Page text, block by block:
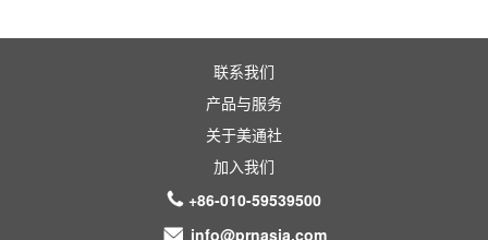
骨科|运动医学中心倡导治疗与康复一体化，在武勇
教授带领下，骨科可治疗创伤、关节、脊柱等多类疾
病，建立多个运动康复中心。独立诊区与康复中心一
体化，拥有先进测评设备、200 平米 + 康复大厅及独
立训练室，提供精准评估与个性化康复训练，助力患
联系我们
产品与服务
关于美通社
加入我们
+86-010-59539500
info@prnasia.com